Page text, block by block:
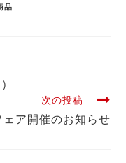
品
次の投稿
ア開催のお知らせ